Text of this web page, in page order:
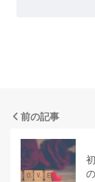
前の記事